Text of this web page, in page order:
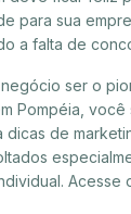
para sua
a falta de
ser o
Pompéia,
dicas de
Acesse